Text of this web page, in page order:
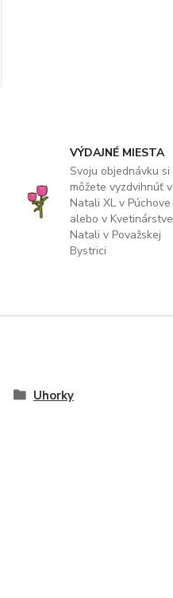
VÝDAJNÉ MIESTA
Svoju objednávku si
môžete vyzdvihnúť v
Natali XL v Púchove
alebo v Kvetinárstve
Natali v Považskej
Bystrici
Uhorky